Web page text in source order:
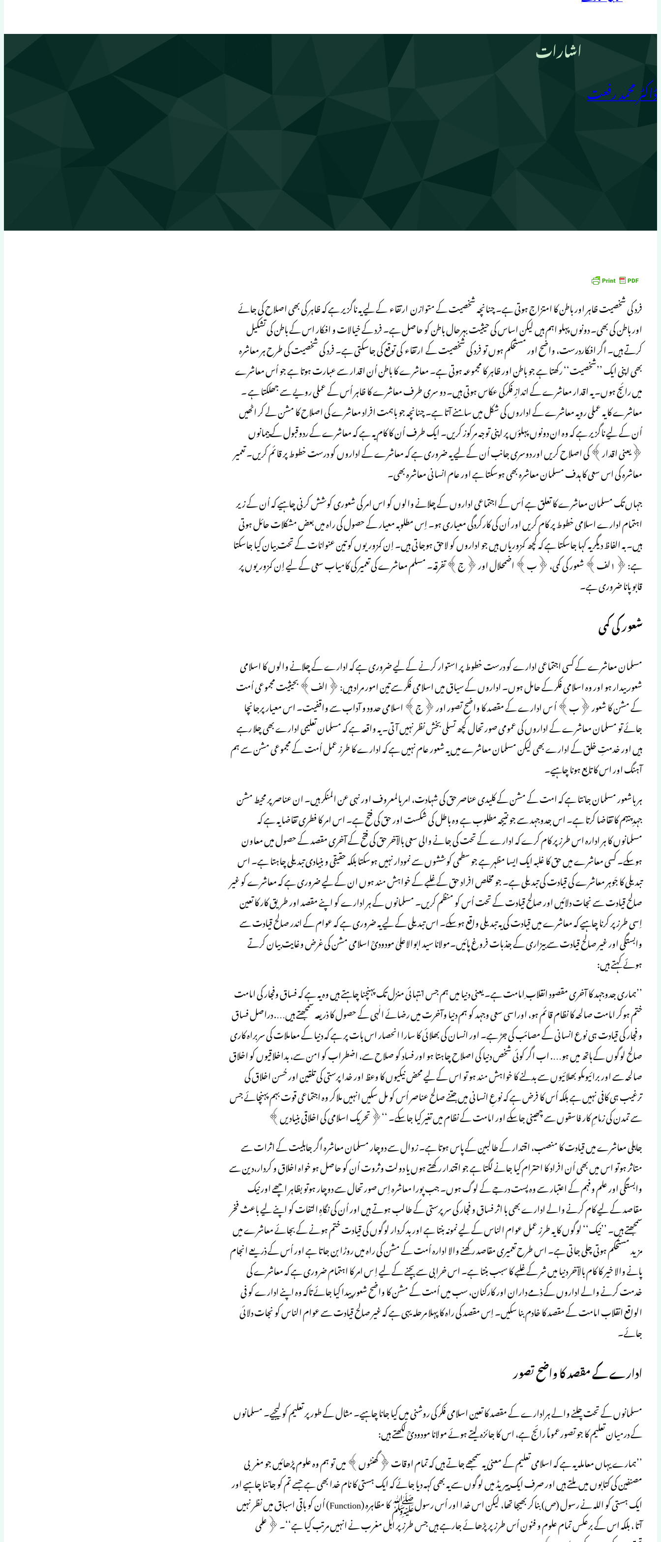
اشارات
ڈاکٹر محمد رفعت
فرد کی شخصیت ظاہر اور باطن کا امتزاج ہوتی ہے۔ چنانچہ شخصیت کے متوازن ارتقاء کے لیے یہ ناگزیر ہے کہ ظاہر کی بھی اصلاح کی جائے
اور باطن کی بھی۔ دونوں پہلو اہم ہیں لیکن اساس کی حیثیت بہرحال باطن کو حاصل ہے۔ فرد کے خیالات و افکار اس کے باطن کی تشکیل
کرتے ہیں۔ اگر افکاردرست، واضح اور مستحکم ہوں تو فرد کی شخصیت کے ارتقاء کی توقع کی جاسکتی ہے۔ فرد کی شخصیت کی طرح ہر معاشرہ
بھی اپنی ایک ’’شخصیت‘‘ رکھتا ہے جو باطن اور ظاہر کا مجموعہ ہوتی ہے۔ معاشرے کا باطن اُن اقدار سے عبارت ہوتا ہے جو اُس معاشرے
میں رائج ہوں۔ یہ اقدار معاشرے کے اندازِ فکرکی عکاس ہوتی ہیں۔ دو سری طرف معاشرے کا ظاہر اُس کے عملی رویے سے جھلکتا ہے ۔
معاشرے کا یہ عملی رویہ معاشرے کے اداروں کی شکل میں سامنے آتا ہے۔ چنانچہ جو باہمت افراد معاشرے کی اصلاح کا مشن لے کر اٹھیں
اُن کے لیے ناگزیر ہے کہ وہ ان دونوں پہلؤں پر اپنی توجہ مرکوز کریں۔ ایک طرف اُن کا کام یہ ہے کہ معاشرے کے ردوقبول کے پیمانوں
﴿یعنی اقدار﴾ کی اصلاح کریں اور دوسری جانب اُن کے لیے یہ ضروری ہے کہ معاشرے کے اداروں کو درست خطوط پر قائم کریں۔ تعمیر
معاشرہ کی اس سعی کا ہدف مسلمان معاشرہ بھی ہوسکتا ہے اور عام انسانی معاشرہ بھی۔
جہاں تک مسلمان معاشرے کا تعلق ہے اُس کے اجتماعی اداروں کے چلانے والوں کو اس امر کی شعوری کوشش کرنی چاہیے کہ اُن کے زیر
اہتمام ادارے اسلامی خطوط پر کام کریں اور اُن کی کارکردگی معیاری ہو۔ اِس مطلوبہ معیار کے حصول کی راہ میں بعض مشکلات حائل ہوتی
ہیں۔ بہ الفاظ دیگر یہ کہا جاسکتا ہے کہ کچھ کمزوریاں ہیں جو اداروں کو لاحق ہوجاتی ہیں۔ اِن کمزوریوں کو تین عنوانات کے تحت بیان کیا جاسکتا
ہے: ﴿۱لف﴾ شعور کی کمی، ﴿ب﴾ اضمحلال اور ﴿ج﴾ تفرقہ۔ مسلم معاشرے کی تعمیر کی کامیاب سعی کے لیے اِن کمزوریوں پر
قابو پانا ضروری ہے۔
شعور کی کمی
مسلمان معاشرے کے کسی اجتماعی ادارے کو درست خطوط پر استوار کرنے کے لیے ضروری ہے کہ ادارے کے چلانے والوں کا اسلامی
شعور بیدار ہو اور وہ اسلامی فکر کے حامل ہوں۔ اداروں کے سیاق میں اسلامی فکر سے تین امور مراد ہیں: ﴿الف﴾ بحیثیت مجموعی اُمت
کے مشن کا شعور ﴿ب﴾ اُ س ادارے کے مقصد کا واضح تصور اور ﴿ج﴾ اسلامی حدود و آداب سے واقفیت۔ اس معیار پرجانچا
جائے تو مسلمان معاشرے کے اداروں کی عمومی صورتحال کچھ تسلی بخش نظر نہیں آتی۔ یہ واقعہ ہے کہ مسلمان تعلیمی ادارے بھی چلا رہے
ہیں اور خدمتِ خلق کے ادارے بھی لیکن مسلمان معاشرے میں یہ شعور عام نہیں ہے کہ ادارے کا طرز عمل اُمت کے مجموعی مشن سے ہم
آہنگ اور اس کا تابع ہونا چاہیے۔
ہر باشعور مسلمان جانتا ہے کہ امت کے مشن کے کلیدی عناصر حق کی شہادت، امر بالمعروف اور نہی عن المنکر ہیں۔ ان عناصر پر محیط مشن
جہدِ پیہم کا تقاضا کرتا ہے۔ اس جدوجہد سے جو نتیجہ مطلوب ہے وہ باطل کی شکست اور حق کی فتح ہے۔ اس امر کا فطری تقاضا یہ ہے کہ
مسلمانوں کا ہر ادارہ اس طرز پر کام کرے کہ ادارے کے تحت کی جانے والی سعی بالآخر حق کی فتح کے آخری مقصد کے حصول میں معاون
ہوسکے۔ کسی معاشرے میں حق کا غلبہ ایک ایسا مظہر ہے جو سطحی کوششوں سے نمودار نہیں ہوسکتا بلکہ حقیقی و بنیادی تبدیلی چاہتا ہے۔ اس
تبدیلی کا جَوہر معاشرے کی قیادت کی تبدیلی ہے۔ جو مخلص افراد حق کے غلبے کے خواہش مند ہوں ان کے لیے ضروری ہے کہ معاشرے کو غیر
صالح قیادت سے نجات دلائیں اور صالح قیادت کے تحت اُس کو منظم کریں۔ مسلمانوں کے ہر ادارے کو اپنے مقصد اور طریق کار کا تعین
اِسی طرز پر کرنا چاہیے کہ معاشرے میں قیادت کی یہ تبدیلی واقع ہوسکے۔ اس تبدیلی کے لیے یہ ضروری ہے کہ عوام کے اندر صالح قیادت سے
وابستگی اور غیر صالح قیادت سے بیزاری کے جذبات فروغ پائیں۔مولانا سید ابوالاعلیٰ مودودیؒ اسلامی مشن کی غرض وغایت بیان کرتے
ہوئے کہتے ہیں:
’’ہماری جدوجہد کا آخری مقصود انقلاب ِامامت ہے۔ یعنی دنیا میں ہم جس انتہائی منزل تک پہنچنا چاہتے ہیں وہ یہ ہے کہ فساق وفجار کی امامت
ختم ہوکر امامت صالحہ کا نظام قائم ہو، اوراسی سعی وجہد کو ہم دنیا وآخرت میں رضائے الٰہی کے حصول کا ذریعہ سمجھتے ہیں…. دراصل فساق
و فجار کی قیادت ہی نوع انسانی کے مصائب کی جڑ ہے۔ اور انسان کی بھلائی کا سارا انحصار اس بات پر ہے کہ دنیا کے معاملات کی سربراہ کاری
صالح لوگوں کے ہاتھ میں ہو…. اب اگر کوئی شخص دنیا کی اصلاح چاہتا ہو اور فساد کو صلاح سے، اضطراب کو امن سے، بداخلاقیوں کو اخلاق
صالحہ سے اور برائیوںکو بھلائیوں سے بدلنے کا خواہش مند ہو تو اس کے لیے محض نیکیوں کا وعظ اور خدا پرستی کی تلقین اور حُسن اخلاق کی
ترغیب ہی کافی نہیں ہے بلکہ اُس کا فرض ہے کہ نوعِ انسانی میں جتنے صالح عناصر اُس کو مل سکیں انہیں ملاکر وہ اجتماعی قوت بہم پہنچائے جس
سے تمدن کی زمامِ کار فاسقوں سے چھینی جاسکے اور امامت کے نظام میں تغیر کیا جاسکے۔ ‘‘﴿تحریک اسلامی کی اخلاقی بنیادیں﴾
جاہلی معاشرے میں قیادت کا منصب، اقتدار کے طالبین کے پاس ہوتا ہے۔ زوال سے دوچار مسلمان معاشرہ اگر جاہلیت کے اثرات سے
متاثر ہوتو اس میں بھی اُن افراد کا احترام کیا جانے لگتا ہے جو اقتدار رکھتے ہوں یا دولت وثروت اُن کو حاصل ہو خواہ اخلاق و کردار،دین سے
وابستگی اور علم وفہم کے اعتبار سے وہ پست درجے کے لوگ ہوں۔ جب پورا معاشرہ اِس صورتحال سے دوچار ہوتو بظاہر اچھے اور نیک
مقاصد کے لیے کام کرنے والے ادارے بھی با اثر فساق و فجار کی سرپرستی کے طالب ہوتے ہیں اور اُن کی نگاہِ التفات کو اپنے لیے باعث فخر
سمجھتے ہیں۔ ’’نیک‘‘ لوگوں کا یہ طرز عمل عوام الناس کے لیے نمونہ بنتا ہے اور بدکردار لوگوں کی قیادت ختم ہونے کے بجائے معاشرے میں
مزید مستحکم ہوتی چلی جاتی ہے۔ اس طرح تعمیری مقاصد رکھنے والا ادارہ اُمت کے مشن کی راہ میں روڑا بن جاتا ہے اور اُس کے ذریعے انجام
پانے والا خیر کا کام بالآخر دنیا میں شر کے غلبے کا سبب بنتا ہے۔ اس خرابی سے بچنے کے لیے اِ س امر کا اہتمام ضروری ہے کہ معاشرے کی
خدمت کرنے والے اداروں کے ذمے داران اور کارکنان، سب میں اُمت کے مشن کا واضح شعور پیدا کیا جائے تاکہ وہ اپنے ادارے کو فی
الواقع انقلاب امامت کے مقصد کا خادم بنا سکیں۔ اِس مقصد کی راہ کا پہلا مرحلہ یہی ہے کہ غیر صالح قیادت سے عوام الناس کو نجات دلائی
جائے۔
ادارے کے مقصد کا واضح تصور
مسلمانوں کے تحت چلنے والے ہرادارے کے مقصد کا تعین اسلامی فکر کی روشنی میں کیا جانا چاہیے۔ مثال کے طور پر تعلیم کو لیجیے۔ مسلمانوں
کے درمیان تعلیم کا جو تصورعموماً رائج ہے، اس کا جائزہ لیتے ہوئے مولانا مودودیؒ لکھتے ہیں:
’’ہمارے یہاں معاملہ یہ ہے کہ اسلامی تعلیم کے معنیٰ یہ سمجھے جاتے ہیں کہ تمام اوقات ﴿گھنٹوں﴾ میں تو ہم وہ علوم پڑھائیں جو مغربی
مصنفین کی کتابوں میں ملتے ہیں اور صرف ایک پیریڈ میں لوگوں سے یہ بھی کہہ دیا جائے کہ ایک ہستی کا نام خدا بھی ہے جسے تم کو جاننا چاہیے اور
ایک ہستی کو اللہ نے رسول (ص) بناکر بھیجا تھا، لیکن اس خدا اور اُس رسولﷺ کا مظاہرہ (Function) اُن کو باقی اسباق میں نظر نہیں
آتا ، بلکہ اس کے برعکس تمام علوم و فنون اُس طرز پر پڑھائے جارہے ہیں جس طرز پر اہل مغرب نے انہیں مرتب کیا ہے‘‘۔ ﴿علمی